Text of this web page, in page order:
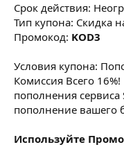
Срок действия:
Тип купона: Скидка
Промокод: KOD3
Условия купона:
Комиссия Всего
пополнения сервиса
пополнение вашего
Используйте